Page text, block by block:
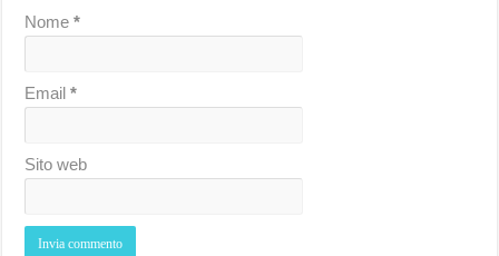
Nome*
Email*
Sito web